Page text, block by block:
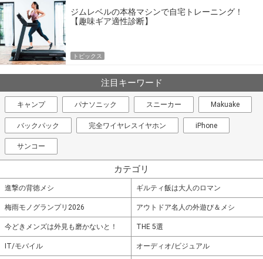
ジムレベルの本格マシンで自宅トレーニング！
【趣味ギア適性診断】
トピックス
注目キーワード
キャンプ パナソニック スニーカー Makuake
バックパック 完全ワイヤレスイヤホン iPhone
サンコー
カテゴリ
進撃の背徳メシ ギルティ飯は大人のロマン
梅雨モノグランプリ2026 アウトドア名人の外遊び＆メシ
今どきメンズは外見も磨かないと！ THE 5選
IT/モバイル オーディオ/ビジュアル